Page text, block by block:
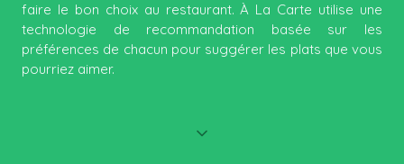
faire le bon choix au restaurant. À La Carte utilise une
technologie de recommandation basée sur les
préférences de chacun pour suggérer les plats que vous
pourriez aimer.